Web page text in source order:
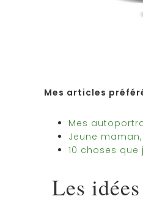
Mes articles
Mes
Jeune
10 choses
Les